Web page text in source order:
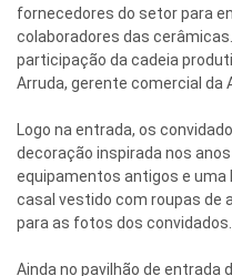
fornecedores do setor para
colaboradores das
participação da cadeia
Arruda, gerente comercial da
Logo na entrada, os
decoração inspirada nos
equipamentos antigos e uma
casal vestido com roupas de
para as fotos dos convidados.
Ainda no pavilhão de